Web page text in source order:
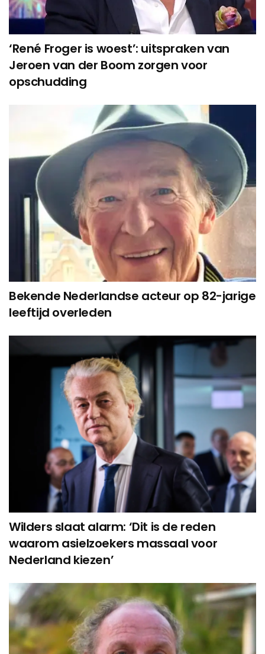
‘René Froger is woest’: uitspraken van
Jeroen van der Boom zorgen voor
opschudding
Bekende Nederlandse acteur op 82-jarige
leeftijd overleden
Wilders slaat alarm: ‘Dit is de reden
waarom asielzoekers massaal voor
Nederland kiezen’